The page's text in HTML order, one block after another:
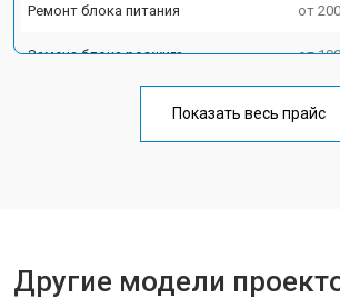
Ремонт блока питания от
Замена блока розжига от
Показать весь прайс
Другие модели